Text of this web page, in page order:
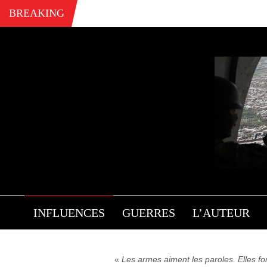
BREAKING
INFLUENCES GUERRES L’AUTEUR
A
« Les armes aiment les paroles. Elles